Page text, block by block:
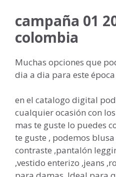
campaña 01
colombia
Muchas opciones que
dia a dia para este
en el catalogo digital
cualquier ocasión con
mas te guste lo puedes
te guste , podemos
contraste ,pantalón
,vestido enterizo ,jeans